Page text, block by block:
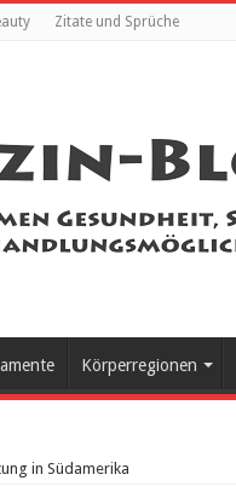
Zitate und Sprüche
Körperregionen
in Südamerika